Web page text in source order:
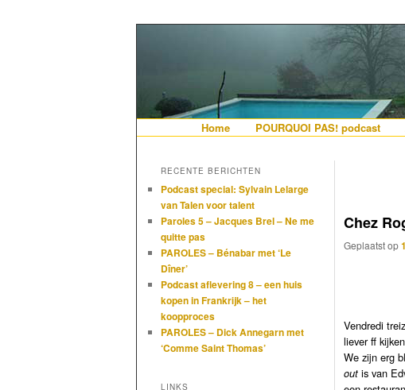
Hollandais en
De gezelligste website voor
Spring naar de primaire inhoud
Spring naar de secundaire inhoud
Home POURQUOI PAS! podcast
Chez
Geplaatst op
Vendredi
liever ff
We zijn erg
out is van
RECENTE BERICHTEN
Podcast special: Sylvain Lelarge
van Talen voor talent
Paroles 5 – Jacques Brel – Ne me
quitte pas
PAROLES – Bénabar met ‘Le
Dîner’
Podcast aflevering 8 – een huis
kopen in Frankrijk – het
koopproces
PAROLES – Dick Annegarn met
‘Comme Saint Thomas’
LINKS